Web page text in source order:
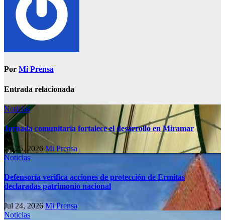
Por Mi Prensa
Entrada relacionada
Noticias
Jornada comunitaria fortalece el desarrollo en Miramar
Jul 25, 2026 Mi Prensa
Noticias
Defensoría verifica acciones de protección de Ermitas
declaradas patrimonio nacional
Jul 24, 2026Mi Prensa
Noticias